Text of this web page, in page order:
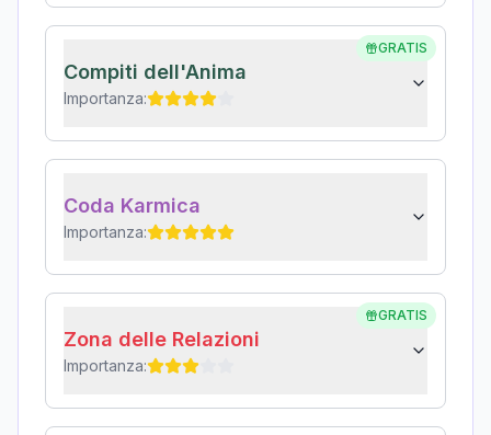
GRATIS
Compiti dell'Anima
Importanza:
Coda Karmica
Importanza:
GRATIS
Zona delle Relazioni
Importanza: